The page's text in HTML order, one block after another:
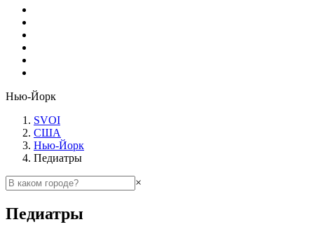
Нью-Йорк
SVOI
США
Нью-Йорк
Педиатры
×
Педиатры